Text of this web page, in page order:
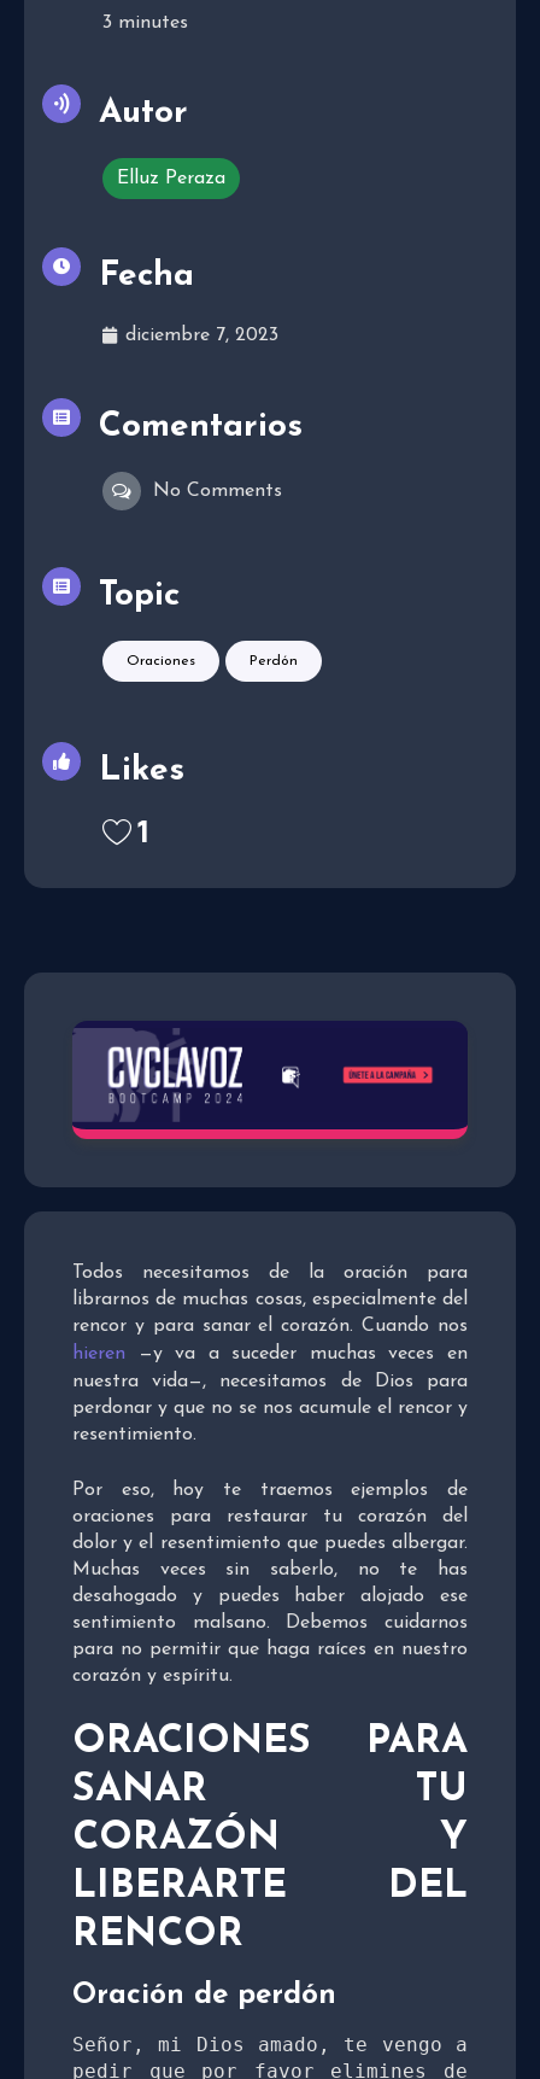
Todos necesitamos de la oración para
librarnos de muchas cosas, especialmente del
rencor y para sanar el corazón. Cuando nos
hieren —y va a suceder muchas veces en
nuestra vida—, necesitamos de Dios para
perdonar y que no se nos acumule el rencor y
resentimiento.
Por eso, hoy te traemos ejemplos de
oraciones para restaurar tu corazón del
dolor y el resentimiento que puedes albergar.
Muchas veces sin saberlo, no te has
desahogado y puedes haber alojado ese
sentimiento malsano. Debemos cuidarnos
para no permitir que haga raíces en nuestro
corazón y espíritu.
ORACIONES PARA
SANAR TU
CORAZÓN Y
LIBERARTE DEL
RENCOR
Oración de perdón
Señor, mi Dios amado, te vengo a
pedir que por favor elimines de
3 minutes
Autor
Elluz Peraza
Fecha
diciembre 7, 2023
Comentarios
No Comments
Topic
Oraciones Perdón
Likes
1